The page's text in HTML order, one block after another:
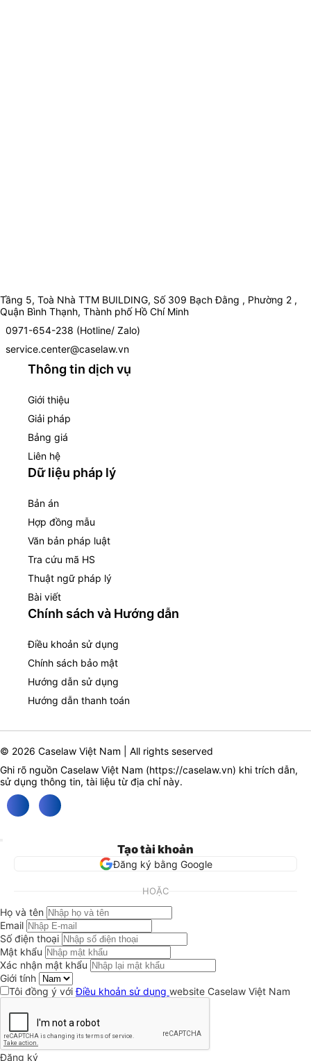
Tầng 5, Toà Nhà TTM BUILDING, Số 309 Bạch Đằng , Phường 2 ,
Quận Bình Thạnh, Thành phố Hồ Chí Minh
0971-654-238 (Hotline/ Zalo)
service.center@caselaw.vn
Thông tin dịch vụ
Giới thiệu
Giải pháp
Bảng giá
Liên hệ
Dữ liệu pháp lý
Bản án
Hợp đồng mẫu
Văn bản pháp luật
Tra cứu mã HS
Thuật ngữ pháp lý
Bài viết
Chính sách và Hướng dẫn
Điều khoản sử dụng
Chính sách bảo mật
Hướng dẫn sử dụng
Hướng dẫn thanh toán
© 2026 Caselaw Việt Nam | All rights seserved
Ghi rõ nguồn Caselaw Việt Nam (https://caselaw.vn) khi trích dẫn,
sử dụng thông tin, tài liệu từ địa chỉ này.
Tạo tài khoản
Đăng ký bằng Google
HOẶC
Họ và tên
Email
Số điện thoại
Mật khẩu
Xác nhận mật khẩu
Giới tính
Tôi đồng ý vớiĐiều khoản sử dụng website Caselaw Việt Nam
Đăng ký